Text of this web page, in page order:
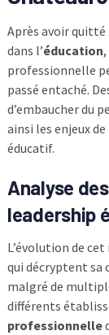
Après avoir quitté
dans l’éducation
professionnelle
passé entaché.
d’embaucher du
ainsi les enjeux
éducatif.
Analyse
leadership
L’évolution de
qui décryptent sa
malgré de
différents
professionnelle